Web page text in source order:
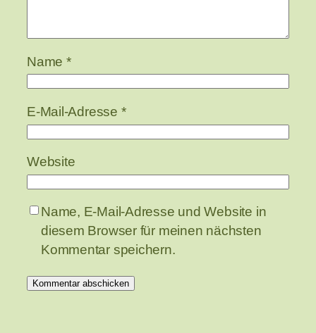
Name *
E-Mail-Adresse *
Website
Name, E-Mail-Adresse und Website in
diesem Browser für meinen nächsten
Kommentar speichern.